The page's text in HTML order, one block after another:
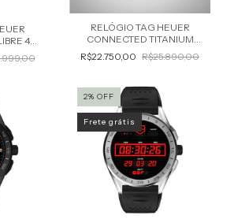
4
RELÓGIO TAG HEUER
CONNECTED TITANIUM
MASCULINO SBR8A80.BT6261
R$22.750,00 R$25.890,00
2% OFF
Frete grátis